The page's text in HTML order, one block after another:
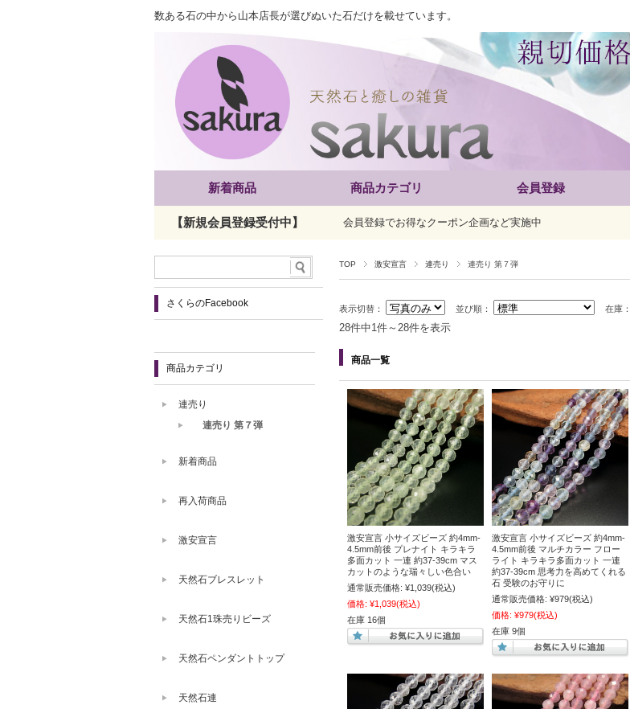
数ある石の中から山本店長が選びぬいた石だけを載せています。
新着商品 商品カテゴリ 会員登録
【新規会員登録受付中】 会員登録でお得なクーポン企画など実施中
TOP 激安宣言 連売り 連売り 第７弾
表示切替： 並び順： 在庫：
28件中1件～28件を表示
商品一覧
激安宣言 小サイズビーズ 約4mm-
4.5mm前後 プレナイト キラキラ
多面カット 一連 約37-39cm マス
カットのような瑞々しい色合い
通常販売価格: ¥1,039(税込)
価格: ¥1,039(税込)
在庫 16個
激安宣言 小サイズビーズ 約4mm-
4.5mm前後 マルチカラー フロー
ライト キラキラ多面カット 一連
約37-39cm 思考力を高めてくれる
石 受験のお守りに
通常販売価格: ¥979(税込)
価格: ¥979(税込)
在庫 9個
さくらのFacebook
商品カテゴリ
連売り
連売り 第７弾
新着商品
再入荷商品
激安宣言
天然石ブレスレット
天然石1珠売りビーズ
天然石ペンダントトップ
天然石連